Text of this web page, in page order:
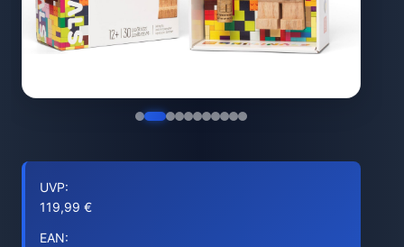
UVP:
119,99 €
EAN: